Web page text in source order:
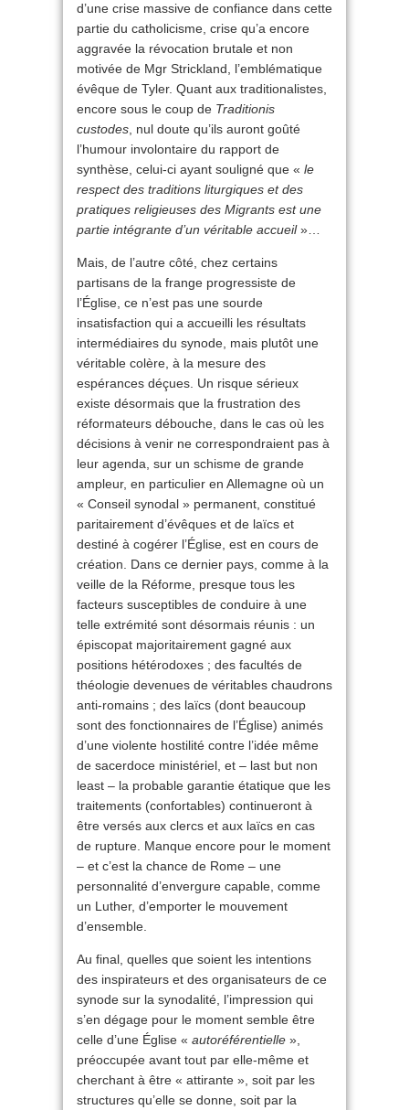
d’une crise massive de confiance dans cette
partie du catholicisme, crise qu’a encore
aggravée la révocation brutale et non
motivée de Mgr Strickland, l’emblématique
évêque de Tyler. Quant aux traditionalistes,
encore sous le coup de Traditionis
custodes , nul doute qu’ils auront goûté
l’humour involontaire du rapport de
synthèse, celui-ci ayant souligné que « le
respect des traditions liturgiques et des
pratiques religieuses des Migrants est une
partie intégrante d’un véritable accueil»…
Mais, de l’autre côté, chez certains
partisans de la frange progressiste de
l’Église, ce n’est pas une sourde
insatisfaction qui a accueilli les résultats
intermédiaires du synode, mais plutôt une
véritable colère, à la mesure des
espérances déçues. Un risque sérieux
existe désormais que la frustration des
réformateurs débouche, dans le cas où les
décisions à venir ne correspondraient pas à
leur agenda, sur un schisme de grande
ampleur, en particulier en Allemagne où un
« Conseil synodal » permanent, constitué
paritairement d’évêques et de laïcs et
destiné à cogérer l’Église, est en cours de
création. Dans ce dernier pays, comme à la
veille de la Réforme, presque tous les
facteurs susceptibles de conduire à une
telle extrémité sont désormais réunis : un
épiscopat majoritairement gagné aux
positions hétérodoxes ; des facultés de
théologie devenues de véritables chaudrons
anti-romains ; des laïcs (dont beaucoup
sont des fonctionnaires de l’Église) animés
d’une violente hostilité contre l’idée même
de sacerdoce ministériel, et – last but non
least – la probable garantie étatique que les
traitements (confortables) continueront à
être versés aux clercs et aux laïcs en cas
de rupture. Manque encore pour le moment
– et c’est la chance de Rome – une
personnalité d’envergure capable, comme
un Luther, d’emporter le mouvement
d’ensemble.
Au final, quelles que soient les intentions
des inspirateurs et des organisateurs de ce
synode sur la synodalité, l’impression qui
s’en dégage pour le moment semble être
celle d’une Église « autoréférentielle »,
préoccupée avant tout par elle-même et
cherchant à être « attirante », soit par les
structures qu’elle se donne, soit par la